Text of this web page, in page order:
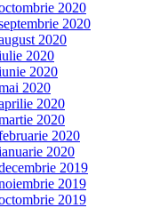
2020
2020
2020
2020
2020
2020
2020
2020
2020
2020
2019
2019
2019